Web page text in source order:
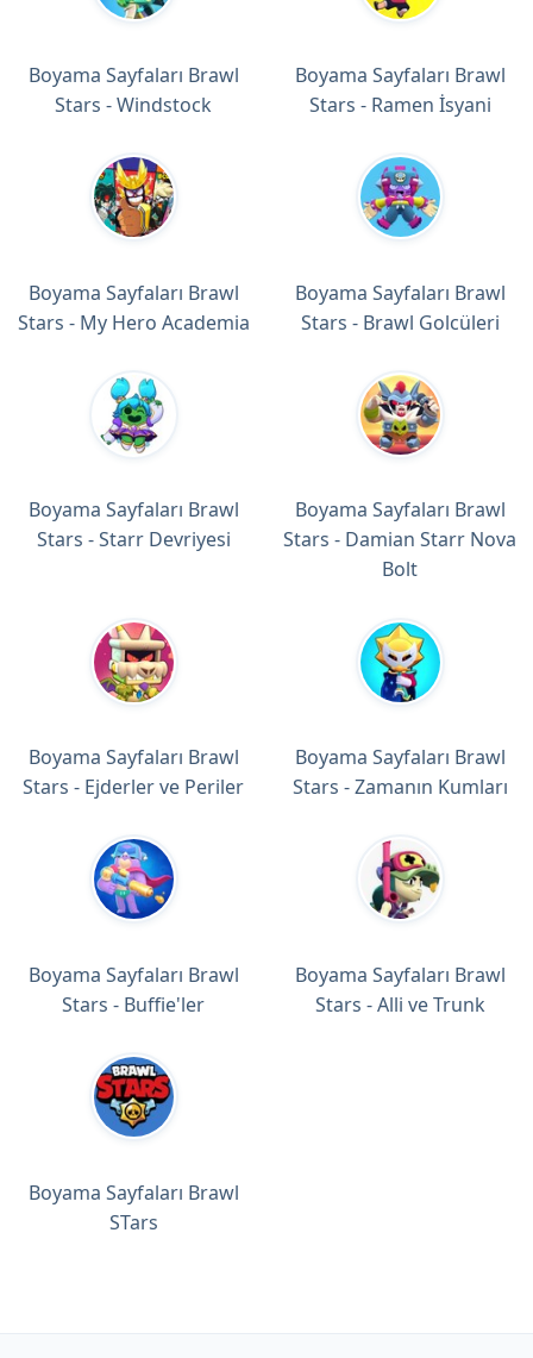
Boyama Sayfaları Brawl
Stars - Windstock
Boyama Sayfaları Brawl
Stars - Ramen İsyani
Boyama Sayfaları Brawl
Stars - My Hero Academia
Boyama Sayfaları Brawl
Stars - Brawl Golcüleri
Boyama Sayfaları Brawl
Stars - Starr Devriyesi
Boyama Sayfaları Brawl
Stars - Damian Starr Nova
Bolt
Boyama Sayfaları Brawl
Stars - Ejderler ve Periler
Boyama Sayfaları Brawl
Stars - Zamanın Kumları
Boyama Sayfaları Brawl
Stars - Buffie'ler
Boyama Sayfaları Brawl
Stars - Alli ve Trunk
Boyama Sayfaları Brawl
STars